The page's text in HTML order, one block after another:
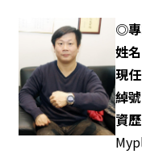
◎專
姓
現任
綽
資歷